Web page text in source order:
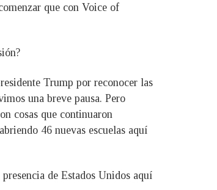
que con Voice of
Trump por reconocer las
una breve pausa. Pero
cosas que continuaron
46 nuevas escuelas aquí
de Estados Unidos aquí